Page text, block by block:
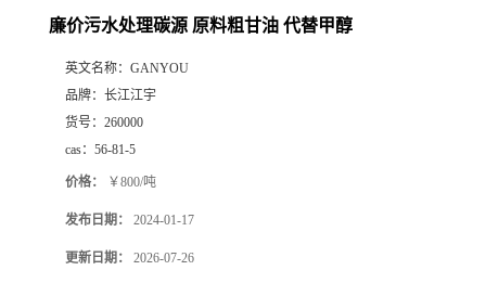
廉价污水处理碳源 原料粗甘油 代替甲醇
英文名称： GANYOU
品牌： 长江江宇
货号： 260000
cas： 56-81-5
价格： ￥800/吨
发布日期： 2024-01-17
更新日期： 2026-07-26